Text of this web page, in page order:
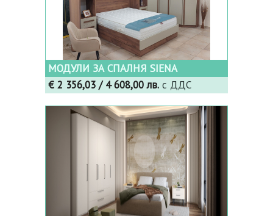
МОДУЛИ ЗА СПАЛНЯ SIENA
€ 2 356,03 / 4 608,00 лв. с ДДС